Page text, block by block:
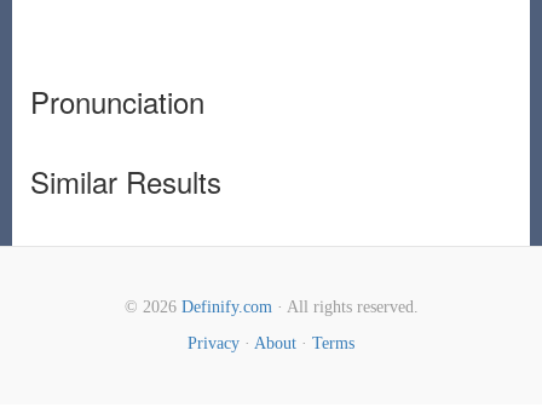
Pronunciation
Similar Results
© 2026 Definify.com· All rights reserved.
Privacy · About · Terms